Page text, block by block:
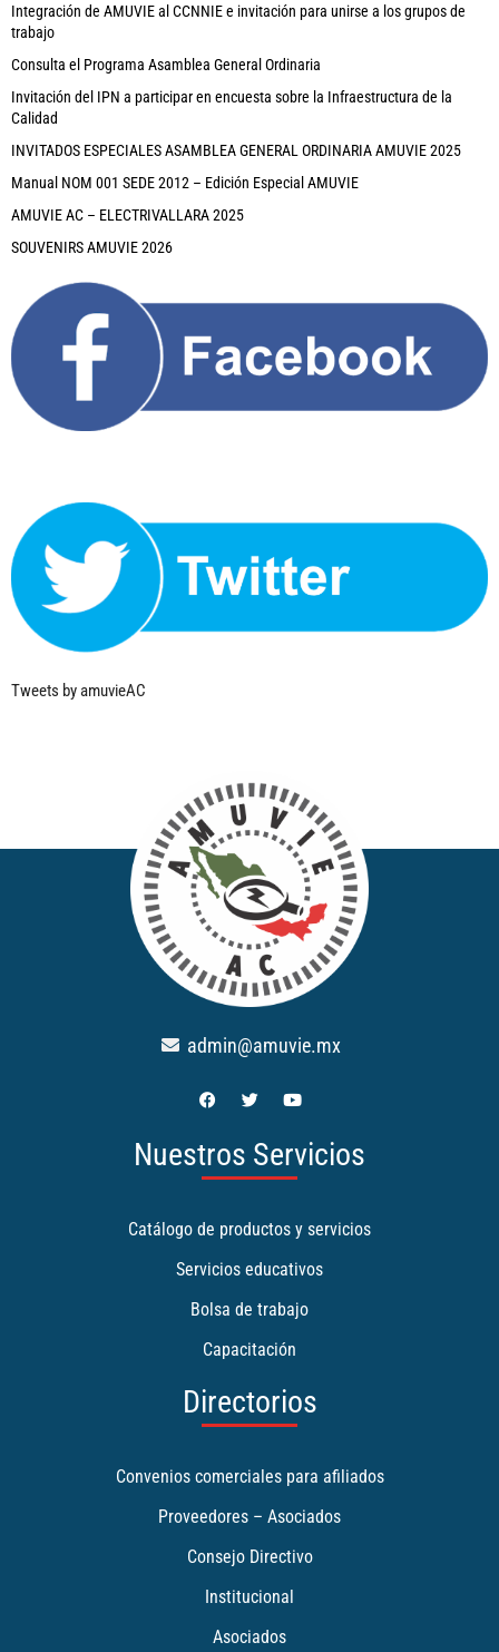
Integración de AMUVIE al CCNNIE e invitación para unirse a los grupos de
trabajo
Consulta el Programa Asamblea General Ordinaria
Invitación del IPN a participar en encuesta sobre la Infraestructura de la
Calidad
INVITADOS ESPECIALES ASAMBLEA GENERAL ORDINARIA AMUVIE 2025
Manual NOM 001 SEDE 2012 – Edición Especial AMUVIE
AMUVIE AC – ELECTRIVALLARA 2025
SOUVENIRS AMUVIE 2026
Tweets by amuvieAC
admin@amuvie.mx
Nuestros Servicios
Catálogo de productos y servicios
Servicios educativos
Bolsa de trabajo
Capacitación
Directorios
Convenios comerciales para afiliados
Proveedores – Asociados
Consejo Directivo
Institucional
Asociados